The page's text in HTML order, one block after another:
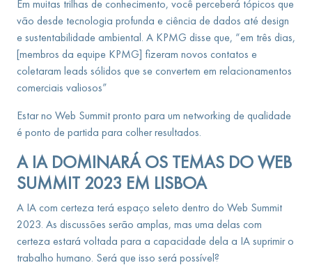
Em muitas trilhas de conhecimento, você perceberá tópicos que
vão desde tecnologia profunda e ciência de dados até design
e sustentabilidade ambiental. A KPMG disse que, “em três dias,
[membros da equipe KPMG] fizeram novos contatos e
coletaram leads sólidos que se convertem em relacionamentos
comerciais valiosos”
Estar no Web Summit pronto para um networking de qualidade
é ponto de partida para colher resultados.
A IA DOMINARÁ OS TEMAS DO WEB
SUMMIT 2023 EM LISBOA
A IA com certeza terá espaço seleto dentro do Web Summit
2023. As discussões serão amplas, mas uma delas com
certeza estará voltada para a capacidade dela a IA suprimir o
trabalho humano. Será que isso será possível?